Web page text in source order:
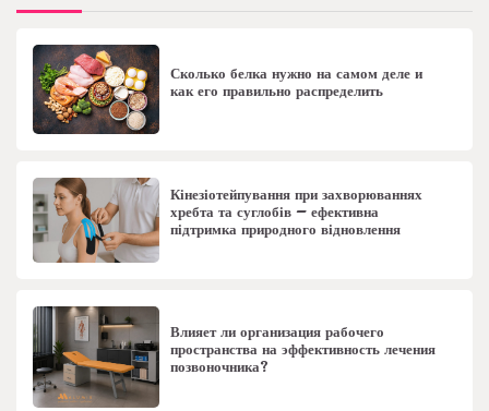
Сколько белка нужно на самом деле и
как его правильно распределить
Кінезіотейпування при захворюваннях
хребта та суглобів – ефективна
підтримка природного відновлення
Влияет ли организация рабочего
пространства на эффективность лечения
позвоночника?